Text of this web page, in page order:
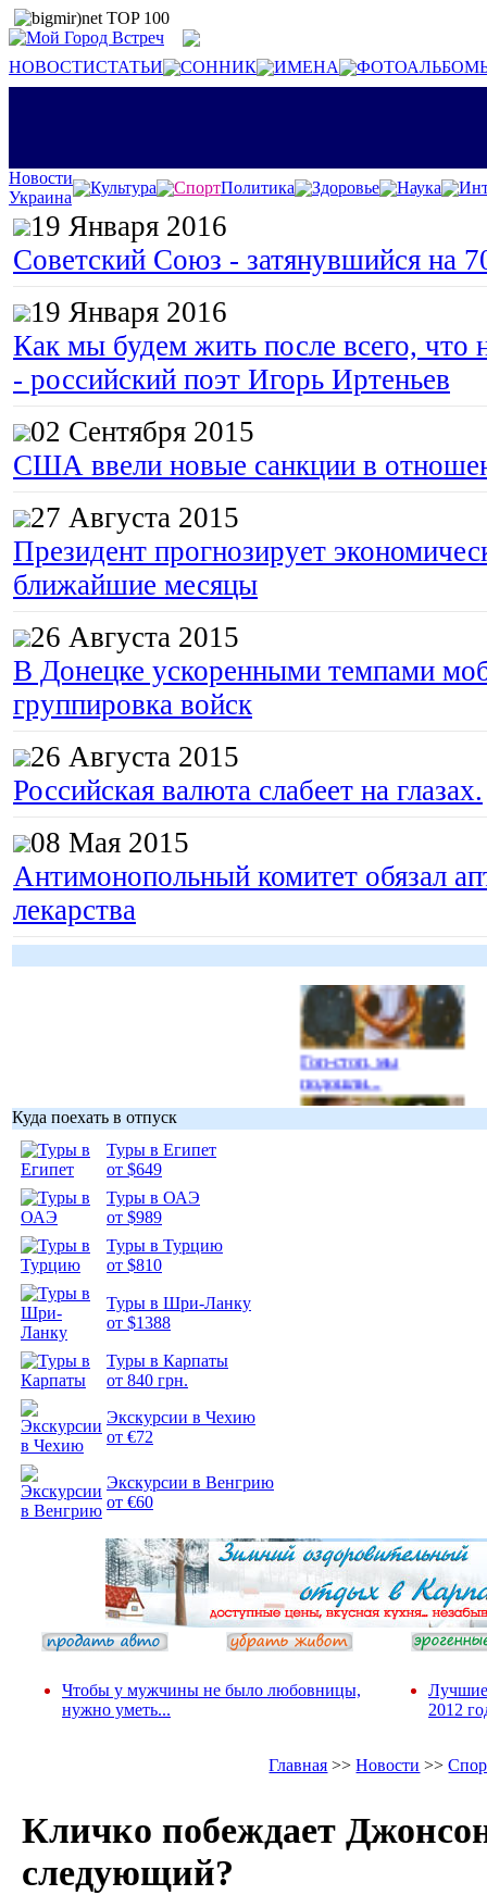
НОВОСТИСТАТЬИ СОННИК ИМЕНА
Новости
Украина
Культура СпортПолитика Здоровье Наука
19 Января 2016
Советский Союз - затянувшийся на
19 Января 2016
Как мы будем жить после всего, что
- российский поэт Игорь Иртеньев
02 Сентября 2015
США ввели новые санкции в
27 Августа 2015
Президент прогнозирует
ближайшие месяцы
26 Августа 2015
В Донецке ускоренными темпами
группировка войск
26 Августа 2015
Российская валюта слабеет на глазах.
08 Мая 2015
Антимонопольный комитет обязал
лекарства
Гоп-стоп, мы
подошли...
Куда поехать в отпуск
Туры в Египет
от $649
Туры в ОАЭ
от $989
Туры в Турцию
от $810
Туры в Шри-Ланку
от $1388
Туры в Карпаты
от 840 грн.
Экскурсии в Чехию
от €72
Экскурсии в Венгрию
от €60
Чтобы у мужчины не было любовницы,
нужно уметь...
Лучшие
2012
Главная >>Новости >>
Кличко побеждает
следующий?